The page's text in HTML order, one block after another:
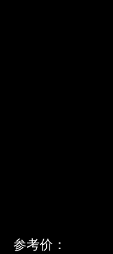
参考价：